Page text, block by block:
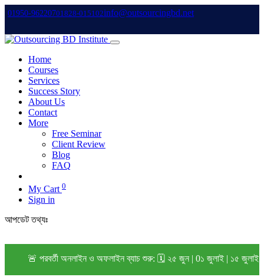
01950-96220701828-015102info@outsourcingbd.net
Home
Courses
Services
Success Story
About Us
Contact
More
Free Seminar
Client Review
Blog
FAQ
My Cart 0
Sign in
আপডেট তথ্যঃ
🚨 পরবর্তী অনলাইন ও অফলাইন ব্যাচ শুরু: 🗓️ ২৫ জুন | 0১ জুলাই | ১৫ জুলাই